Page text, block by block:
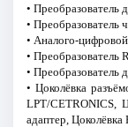
• Преобразователь
• Преобразователь
• Аналого-
• Преобразователь
• Преобразователь
• Цоколёвка
LPT/CETRONICS,
адаптер, Цоколёвка